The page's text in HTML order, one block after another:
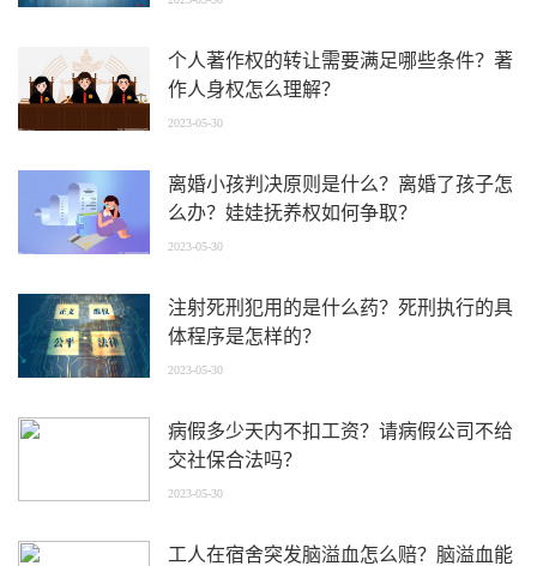
个人著作权的转让需要满足哪些条件？著
作人身权怎么理解？
2023-05-30
离婚小孩判决原则是什么？离婚了孩子怎
么办？娃娃抚养权如何争取？
2023-05-30
注射死刑犯用的是什么药？死刑执行的具
体程序是怎样的？
2023-05-30
病假多少天内不扣工资？请病假公司不给
交社保合法吗？
2023-05-30
工人在宿舍突发脑溢血怎么赔？脑溢血能